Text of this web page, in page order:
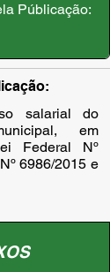
Públicação:
salarial do
em
Federal Nº
6986/2015 e